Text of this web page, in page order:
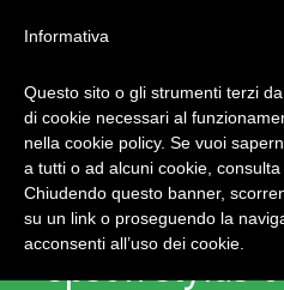
Risultati della
Informativa
Questo sito o gli strumenti terzi
di cookie necessari al
nella cookie policy. Se vuoi
a tutti o ad alcuni cookie, consulta
Chiudendo questo banner,
su un link o proseguendo la
acconsenti all’uso dei cookie.